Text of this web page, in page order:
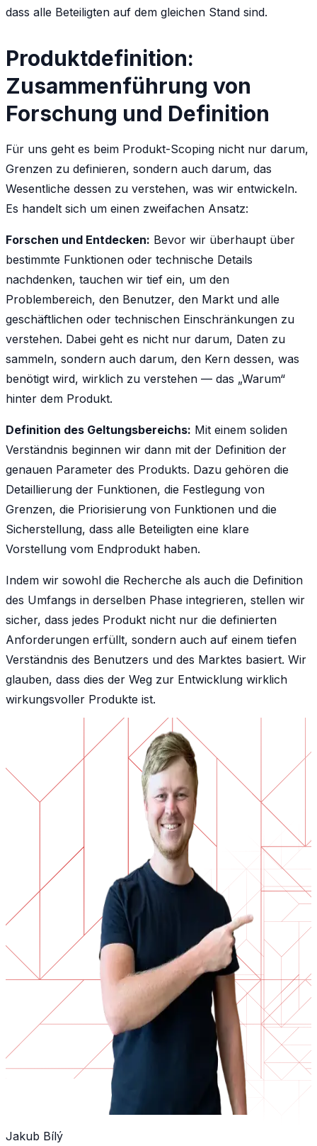
dass alle Beteiligten auf dem gleichen Stand sind.
Produktdefinition:
Zusammenführung von
Forschung und Definition
Für uns geht es beim Produkt-Scoping nicht nur darum,
Grenzen zu definieren, sondern auch darum, das
Wesentliche dessen zu verstehen, was wir entwickeln.
Es handelt sich um einen zweifachen Ansatz:
Forschen und Entdecken: Bevor wir überhaupt über
bestimmte Funktionen oder technische Details
nachdenken, tauchen wir tief ein, um den
Problembereich, den Benutzer, den Markt und alle
geschäftlichen oder technischen Einschränkungen zu
verstehen. Dabei geht es nicht nur darum, Daten zu
sammeln, sondern auch darum, den Kern dessen, was
benötigt wird, wirklich zu verstehen — das „Warum“
hinter dem Produkt.
Definition des Geltungsbereichs: Mit einem soliden
Verständnis beginnen wir dann mit der Definition der
genauen Parameter des Produkts. Dazu gehören die
Detaillierung der Funktionen, die Festlegung von
Grenzen, die Priorisierung von Funktionen und die
Sicherstellung, dass alle Beteiligten eine klare
Vorstellung vom Endprodukt haben.
Indem wir sowohl die Recherche als auch die Definition
des Umfangs in derselben Phase integrieren, stellen wir
sicher, dass jedes Produkt nicht nur die definierten
Anforderungen erfüllt, sondern auch auf einem tiefen
Verständnis des Benutzers und des Marktes basiert. Wir
glauben, dass dies der Weg zur Entwicklung wirklich
wirkungsvoller Produkte ist.
Jakub Bílý